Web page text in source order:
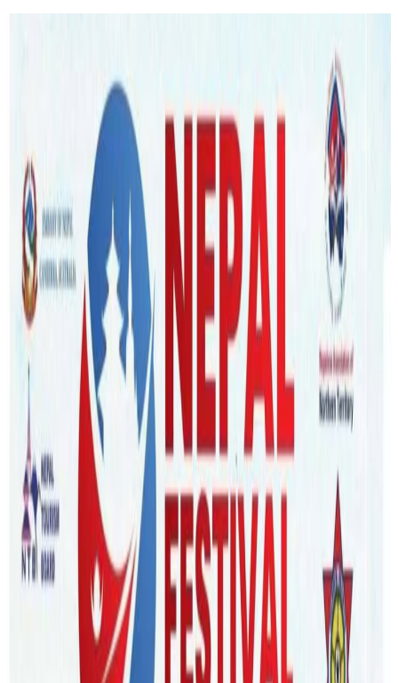
नेपालका लागि अष्ट्रेलियन राजदूतमा साइमन
काठमाडौं । नेपालका लागि अष्ट्रेलियन राजदूतमा नयाँ व्यक्ति पठाइएको छ ।
अष्ट्रेलियाली दूतावासका अनुसार साइमन अर्न्स्ट नयाँ राजदूतका रुपमा आउनु
भएको हो । मंगलबार एक भिडियो सन्देश जारी गर्दै नयाँ राजदूत साईमनले
आफ्नो कार्यकालमा दुई देश बिचको सम्बन्धलाई थप मजबुत बनाउन र
नेपाल संग सहकार्य गर्न प्रतिबद्द रहेको बताउनुभएको छ ।
Nepal Tube |